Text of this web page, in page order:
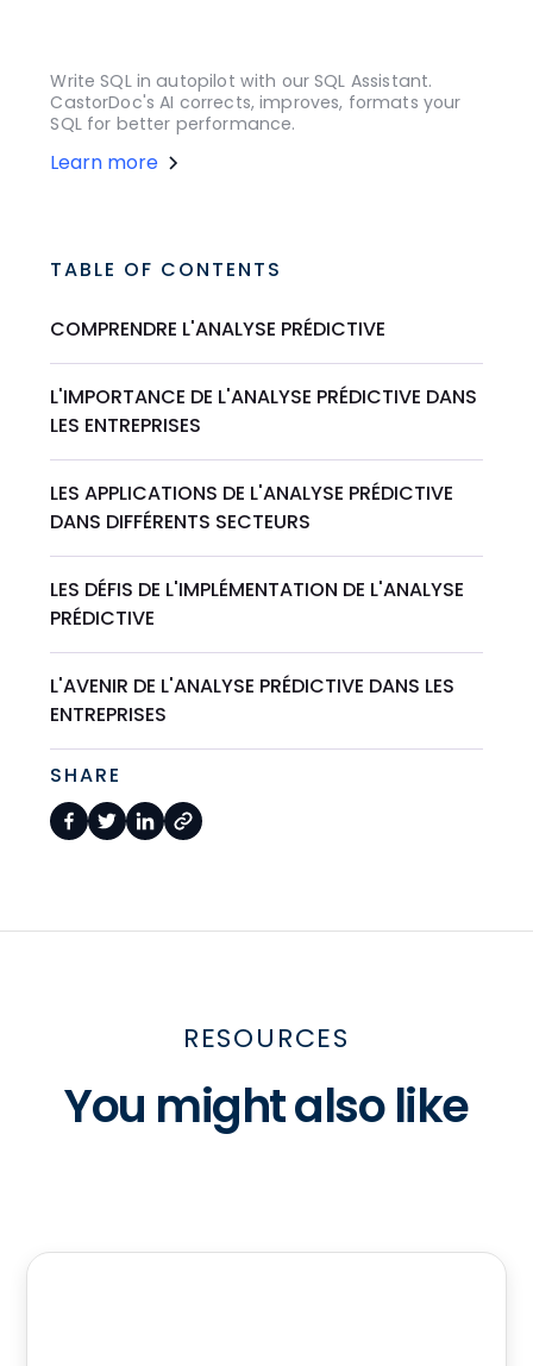
Write SQL in autopilot with our SQL Assistant.
CastorDoc's AI corrects, improves, formats your
SQL for better performance.
Learn more
TABLE OF CONTENTS
COMPRENDRE L'ANALYSE PRÉDICTIVE
L'IMPORTANCE DE L'ANALYSE PRÉDICTIVE DANS
LES ENTREPRISES
LES APPLICATIONS DE L'ANALYSE PRÉDICTIVE
DANS DIFFÉRENTS SECTEURS
LES DÉFIS DE L'IMPLÉMENTATION DE L'ANALYSE
PRÉDICTIVE
L'AVENIR DE L'ANALYSE PRÉDICTIVE DANS LES
ENTREPRISES
SHARE
RESOURCES
You might also like